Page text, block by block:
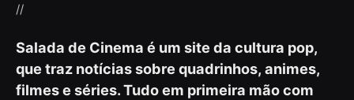
//
Salada de Cinema é um site da cultura pop,
que traz notícias sobre quadrinhos, animes,
filmes e séries. Tudo em primeira mão com